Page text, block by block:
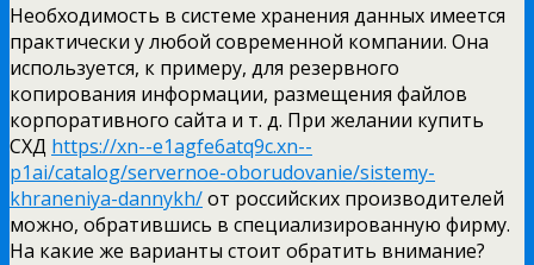
Необходимость в системе хранения данных имеется
практически у любой современной компании. Она
используется, к примеру, для резервного
копирования информации, размещения файлов
корпоративного сайта и т. д. При желании купить
СХД https://xn--e1agfe6atq9c.xn--
p1ai/catalog/servernoe-oborudovanie/sistemy-
khraneniya-dannykh/от российских производителей
можно, обратившись в специализированную фирму.
На какие же варианты стоит обратить внимание?